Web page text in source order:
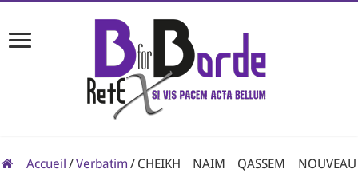
Accueil /Verbatim / CHEIKH NAIM QASSEM NOUVEAU